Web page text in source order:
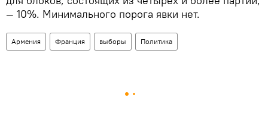
— 10%. Минимального порога явки нет.
Армения Франция выборы Политика